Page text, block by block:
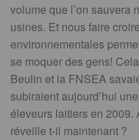
volume que l’on sauvera
usines. Et nous faire
environnementales
se moquer des gens!
Beulin et la FNSEA
subiraient aujourd’hui
éleveurs laitiers en
réveille t-il maintenant ?